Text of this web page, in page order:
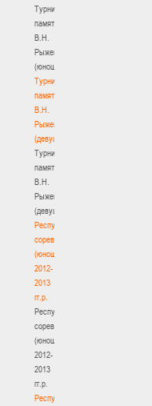
Турнир
памяти
В.Н.
Рыженкова
(юноши)
Турнир
памяти
В.Н.
Рыженкова
(девушки)
Турнир
памяти
В.Н.
Рыженкова
(девушки)
Республиканские
соревнования
(юноши)
2012-
2013
гг.р.
Республиканские
соревнования
(юноши)
2012-
2013
гг.р.
Республиканские